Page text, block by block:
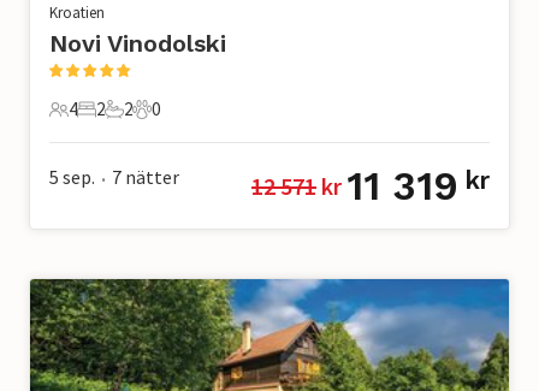
Kroatien
Novi Vinodolski
4 Gäster
4
2 Sovrum
2
2 Badrum
2
0 Husdjur
0
5 sep. • 7 nätter 12 571 kr 11 319 kr